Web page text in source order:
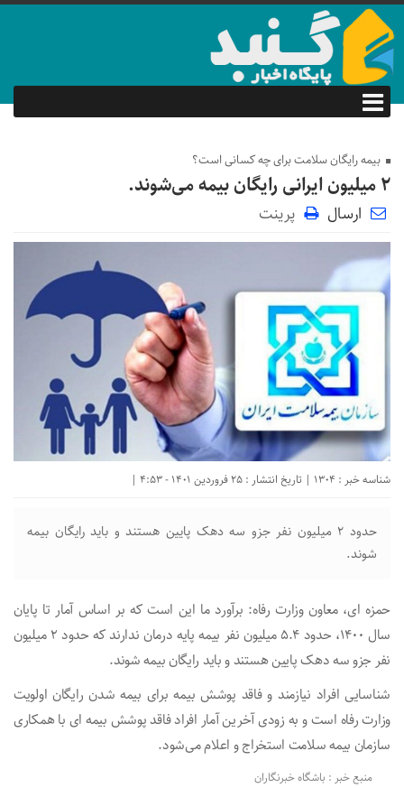
بیمه رایگان سلامت برای چه کسانی است؟
۲ میلیون ایرانی رایگان بیمه می‌شوند.
ارسال پرینت
شناسه خبر : 1304 | تاریخ انتشار : 25 فروردین 1401 - 4:53 |
حدود ۲ میلیون نفر جزو سه دهک پایین هستند و باید رایگان بیمه
شوند.
حمزه ای، معاون وزارت رفاه: برآورد ما این است که بر اساس آمار تا پایان
سال ۱۴۰۰، حدود ۵.۴ میلیون نفر بیمه پایه درمان ندارند که حدود ۲ میلیون
نفر جزو سه دهک پایین هستند و باید رایگان بیمه شوند.
شناسایی افراد نیازمند و فاقد پوشش بیمه برای بیمه شدن رایگان اولویت
وزارت رفاه است و به زودی آخرین آمار افراد فاقد پوشش بیمه ای با همکاری
سازمان بیمه سلامت استخراج و اعلام می‌شود.
منبع خبر : باشگاه خبرنگاران